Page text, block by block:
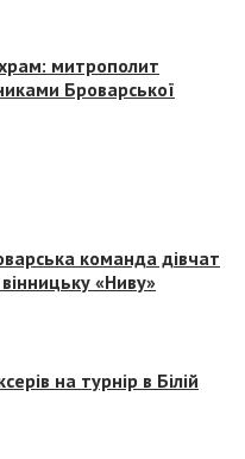
митрополит
Броварської
команда дівчат
«Ниву»
на турнір в Білій